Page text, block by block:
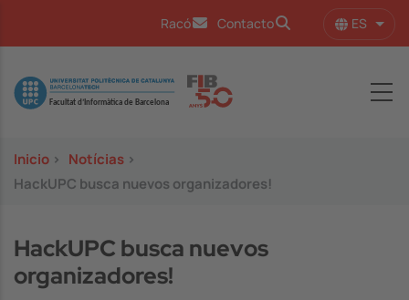
Racó Contacto ES
Image
Inicio > Notícias >
HackUPC busca nuevos organizadores!
HackUPC busca nuevos
organizadores!